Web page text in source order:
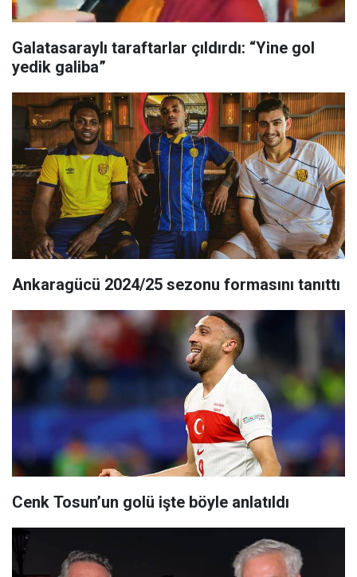
Galatasaraylı taraftarlar çıldırdı: “Yine gol
yedik galiba”
Ankaragücü 2024/25 sezonu formasını tanıttı
Cenk Tosun’un golü işte böyle anlatıldı